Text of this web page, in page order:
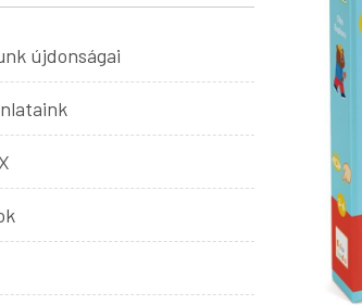
újdonságai